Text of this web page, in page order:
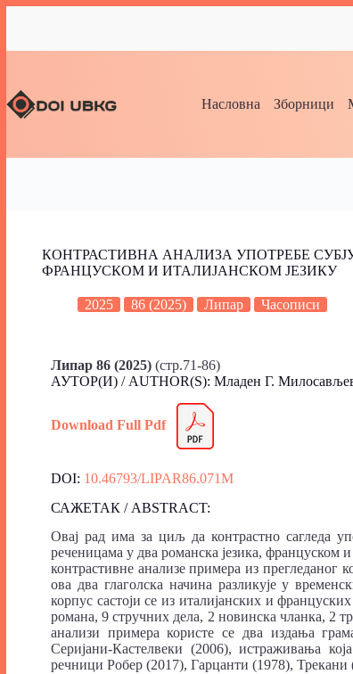
Насловна Зборници
КОНТРАСТИВНА АНАЛИЗА УПОТРЕБЕ
ФРАНЦУСКОМ И ИТАЛИЈАНСКОМ ЈЕЗИКУ
2025 86 (2025) Липар Часописи
Липар 86 (2025) (стр.71-86)
АУТОР(И) / AUTHOR(S): Младен Г.
Download Full Pdf
DOI: 10.46793/LIPAR86.071M
САЖЕТАК / ABSTRACT:
Овај рад има за циљ да контрастно сагледа
реченицама у два романска језика, француском
контрастивне анализе примера из
ова два глаголска начина разликује у
корпус састоји се из италијанских и
романа, 9 стручних дела, 2 новинска чланка, 2
анализи примера користе се два издања
Серијани-Кастелвеки (2006), истраживања
речници Робер (2017), Гарцанти (1978), Трекани